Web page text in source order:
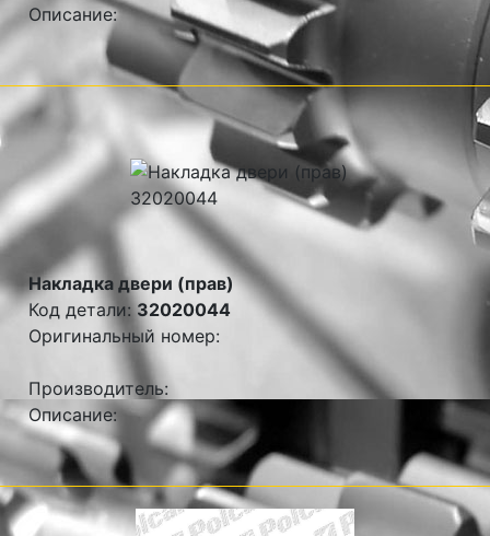
Описание:
Накладка двери (прав)
Код детали:32020044
Оригинальный номер:
Производитель:
Описание: